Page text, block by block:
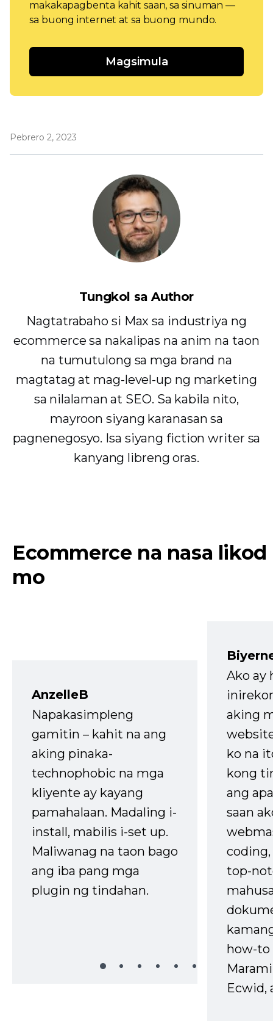
makakapagbenta kahit saan, sa sinuman —
sa buong internet at sa buong mundo.
Magsimula
Pebrero 2, 2023
Tungkol sa Author
Nagtatrabaho si Max sa industriya ng
ecommerce sa nakalipas na anim na taon
na tumutulong sa mga brand na
magtatag at mag-level-up ng marketing
sa nilalaman at SEO. Sa kabila nito,
mayroon siyang karanasan sa
pagnenegosyo. Isa siyang fiction writer sa
kanyang libreng oras.
Ecommerce na nasa likod
mo
AnzelleB
Napakasimpleng
gamitin – kahit na ang
aking pinaka-
technophobic na mga
kliyente ay kayang
pamahalaan. Madaling i-
install, mabilis i-set up.
Maliwanag na taon bago
ang iba pang mga
plugin ng tindahan.
Ako ay
aking
ko na
kong
ang
saan
top-
how-to
Ecwid,